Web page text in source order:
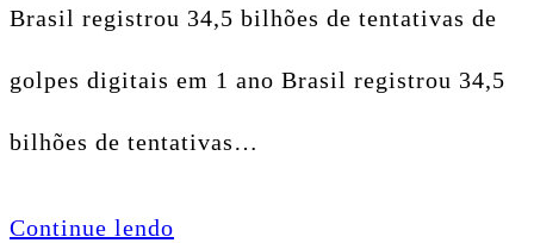
Brasil registrou 34,5 bilhões de tentativas de
golpes digitais em 1 ano Brasil registrou 34,5
bilhões de tentativas…
Continue lendo